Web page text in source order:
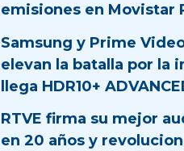
emisiones en Movistar
Samsung y Prime
elevan la batalla por la
llega HDR10+
RTVE firma su mejor
en 20 años y